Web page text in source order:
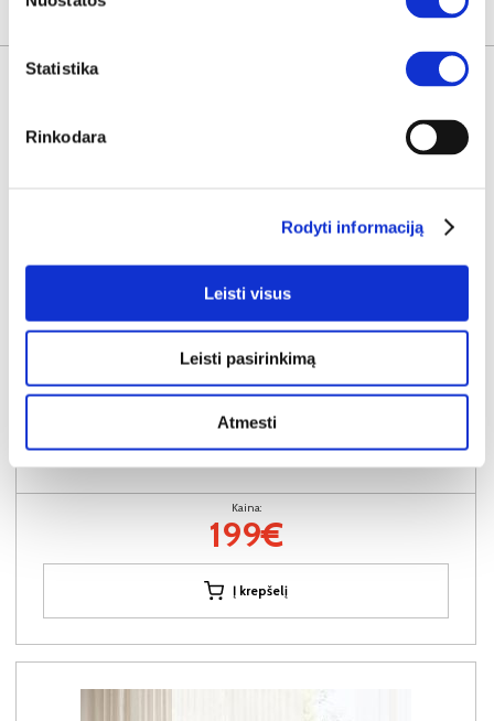
Statistika
Rinkodara
Rodyti informaciją
Leisti visus
Leisti pasirinkimą
Atmesti
NAUJIENA YRA SANDĖLYJE
Išmatavimai:A:83cmP:153cmG:38cm
Kaina:
199€
Į krepšelį